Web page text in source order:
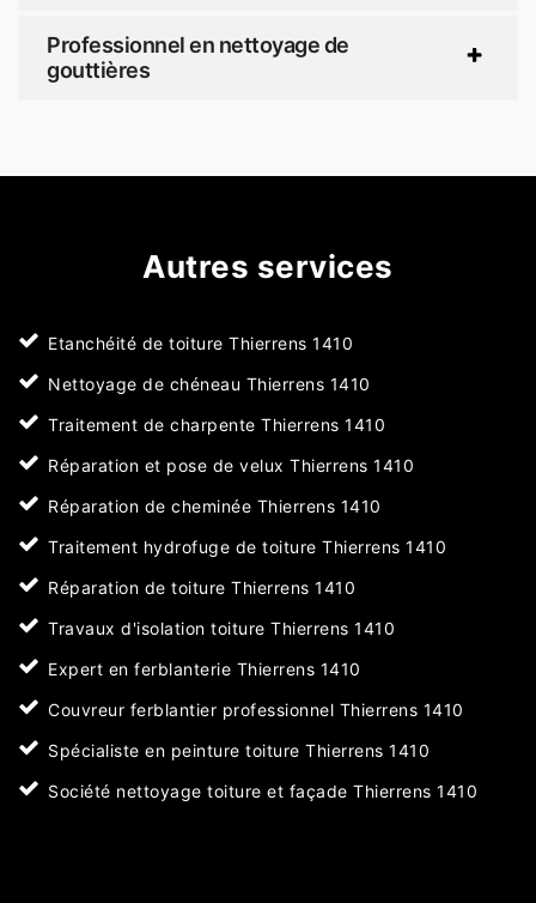
Professionnel en nettoyage de
gouttières
Autres services
Etanchéité de toiture Thierrens 1410
Nettoyage de chéneau Thierrens 1410
Traitement de charpente Thierrens 1410
Réparation et pose de velux Thierrens 1410
Réparation de cheminée Thierrens 1410
Traitement hydrofuge de toiture Thierrens 1410
Réparation de toiture Thierrens 1410
Travaux d'isolation toiture Thierrens 1410
Expert en ferblanterie Thierrens 1410
Couvreur ferblantier professionnel Thierrens 1410
Spécialiste en peinture toiture Thierrens 1410
Société nettoyage toiture et façade Thierrens 1410